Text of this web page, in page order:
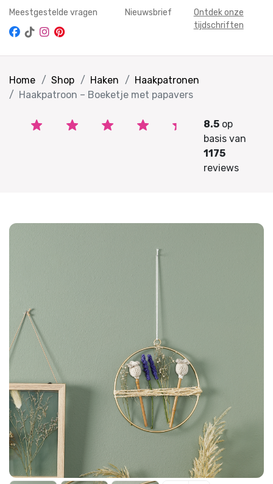
Meestgestelde vragen Nieuwsbrief
Ontdek onze
tijdschriften
Home Shop Haken
Haakpatronen
Haakpatroon – Boeketje met papavers
8.5op
basis van
1175
reviews